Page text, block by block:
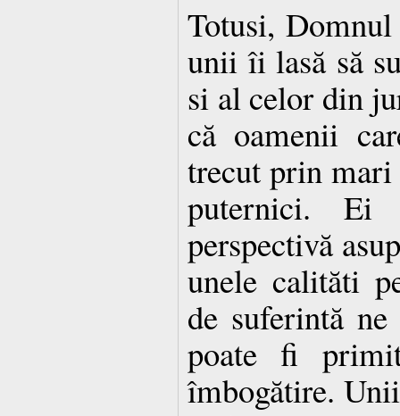
Totusi,
unii îi lasă să
si al celor din
că oamenii
trecut prin mari
puternici.
perspectivă
unele calităti
de suferintă
poate fi
îmbogătire.